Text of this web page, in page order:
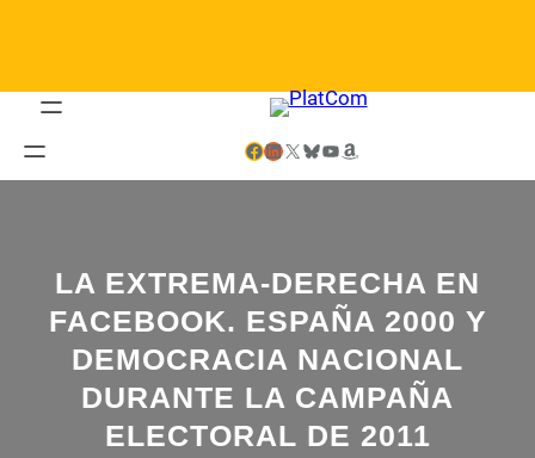
Facebook LinkedIn X Bluesky YouTube Amazon
LA EXTREMA-DERECHA EN
FACEBOOK. ESPAÑA 2000 Y
DEMOCRACIA NACIONAL
DURANTE LA CAMPAÑA
ELECTORAL DE 2011